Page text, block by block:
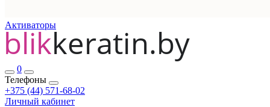
Активаторы
0
Телефоны
+375 (44) 571-68-02
Личный кабинет